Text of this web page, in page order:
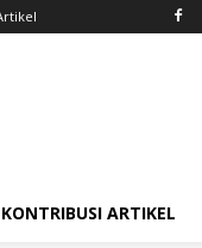
KONTRIBUSI ARTIKEL